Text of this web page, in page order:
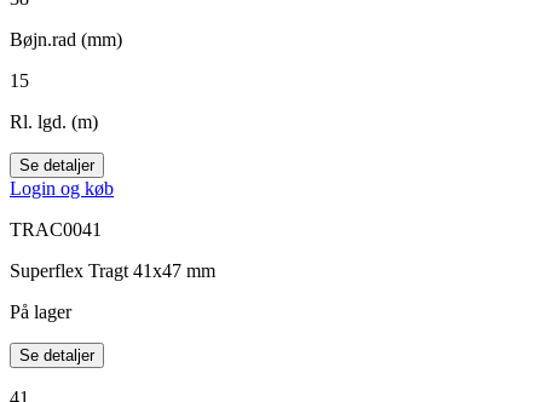
Bøjn.rad (mm)
15
Rl. lgd. (m)
Se detaljer
Login og køb
TRAC0041
Superflex Tragt 41x47 mm
På lager
Se detaljer